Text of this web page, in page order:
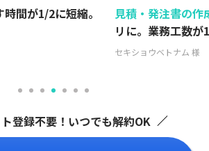
成をExcelからアプ
2に。
紙からアプリへ。
化 で133時間削減
株式会社塚腰運送 様
登録不要！いつでも解約OK